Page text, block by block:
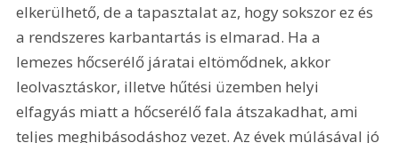
elkerülhető, de a tapasztalat az, hogy sokszor ez és
a rendszeres karbantartás is elmarad. Ha a
lemezes hőcserélő járatai eltömődnek, akkor
leolvasztáskor, illetve hűtési üzemben helyi
elfagyás miatt a hőcserélő fala átszakadhat, ami
teljes meghibásodáshoz vezet. Az évek múlásával jó